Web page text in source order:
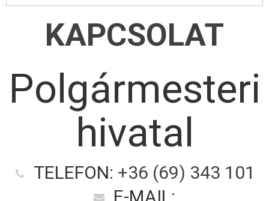
KAPCSOLAT
Polgármesteri
hivatal
TELEFON: +36 (69) 343 101
E-MAIL: